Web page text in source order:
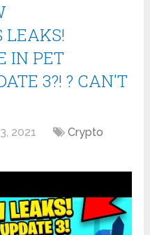
LEAKS!
IN PET
3?! ? CAN'T
2021
Crypto